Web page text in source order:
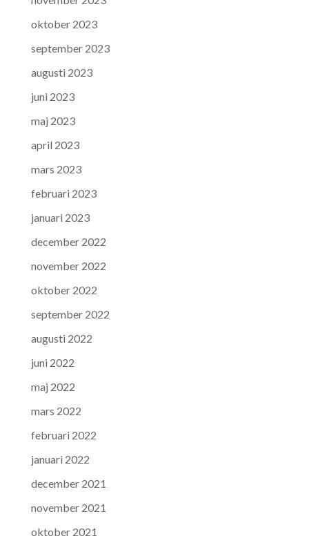
oktober 2023
september 2023
augusti 2023
juni 2023
maj 2023
april 2023
mars 2023
februari 2023
januari 2023
december 2022
november 2022
oktober 2022
september 2022
augusti 2022
juni 2022
maj 2022
mars 2022
februari 2022
januari 2022
december 2021
november 2021
oktober 2021